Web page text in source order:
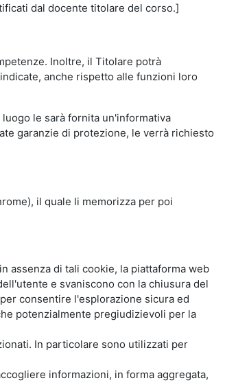
dal docente titolare del corso.]
Inoltre, il Titolare potrà
anche rispetto alle funzioni loro
le sarà fornita un'informativa
garanzie di protezione, le verrà richiesto
il quale li memorizza per poi
assenza di tali cookie, la piattaforma web
e svaniscono con la chiusura del
consentire l'esplorazione sicura ed
potenzialmente pregiudizievoli per la
In particolare sono utilizzati per
informazioni, in forma aggregata,